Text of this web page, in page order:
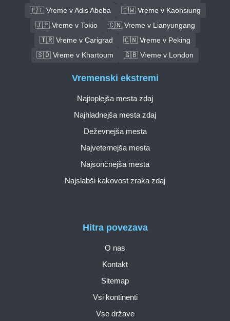
🇪🇹 Vreme v Adis Abeba
🇹🇼 Vreme v Kaohsiung
🇯🇵 Vreme v Tokio
🇨🇳 Vreme v Lianyungang
🇹🇷 Vreme v Carigrad
🇨🇳 Vreme v Peking
🇸🇩 Vreme v Khartoum
🇬🇧 Vreme v London
Hitra povezava
O nas
Kontakt
Sitemap
Vsi kontinenti
Vse države
Vremenski ekstremi
Najtoplejša mesta zdaj
Najhladnejša mesta zdaj
Deževnejša mesta
Najveternejša mesta
Najsončnejša mesta
Najslabši kakovost zraka zdaj